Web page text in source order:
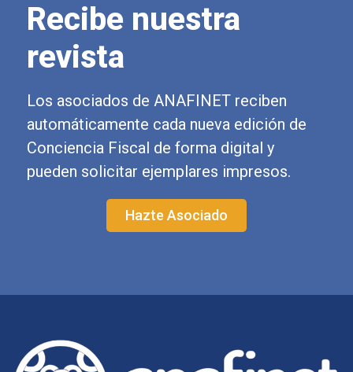
Recibe nuestra
revista
Los asociados de ANAFINET reciben
automáticamente cada nueva edición de
Conciencia Fiscal de forma digital y
pueden solicitar ejemplares impresos.
Hazte Asociado